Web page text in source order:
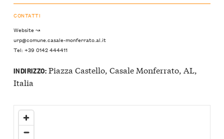
CONTATTI
Website ↝
urp@comune.casale-monferrato.al.it
Tel: +39 0142 444411
INDIRIZZO:Piazza Castello, Casale Monferrato, AL,
Italia